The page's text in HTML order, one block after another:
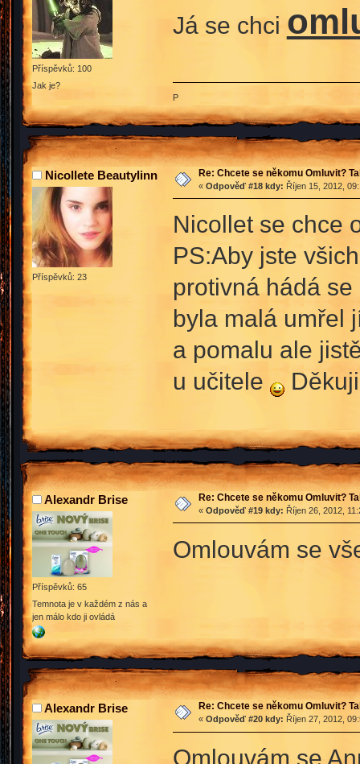
Příspěvků: 100
Jak je?
Já se chci
P
Nicollete Beautylinn
Příspěvků: 23
Re: Chcete se někomu Omluvit?
« Odpověď #18 kdy: Říjen 15, 2012,
Nicollet se chce
PS:Aby jste
protivná hádá
byla malá umřel
a pomalu ale
u učitele
Alexandr Brise
Příspěvků: 65
Temnota je v každém z nás a
jen málo kdo ji ovládá
Re: Chcete se někomu Omluvit?
« Odpověď #19 kdy: Říjen 26, 2012,
Omlouvám se
Alexandr Brise Re: Chcete se někomu Omluvit?
« Odpověď #20 kdy: Říjen 27, 2012,
Omlouvám se